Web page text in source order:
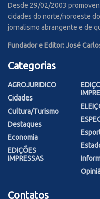
Desde 29/02/2003
cidades do norte/noroeste
jornalismo abrangente e de
Fundador e Editor: José
Categorias
AGROJURIDICO
Cidades
Cultura/Turismo
Destaques
Economia
EDIÇÕES
IMPRESSAS
Contatos